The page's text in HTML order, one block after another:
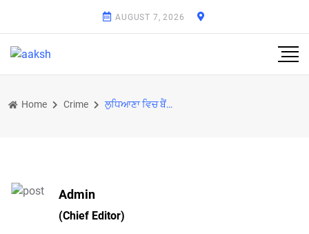
AUGUST 7, 2026
Home Crime ਲੁਧਿਆਣਾ ਵਿਚ ਬੈਂਕ ਮੈਨੇਜਰ ਨੂੰ ਮਾਰੀ ਗੋਲੀ, ਹੋਇਆ ਗੰਭੀਰ ਜ਼ਖ਼ਮੀ
Admin
(Chief Editor)